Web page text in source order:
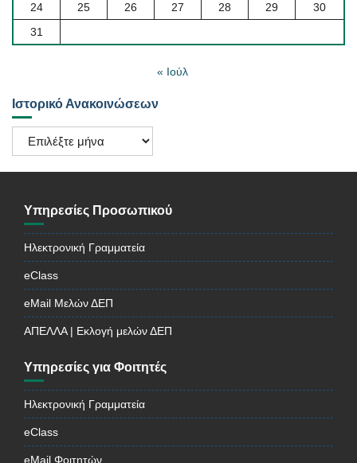
24
25 26 27 28 29
30
31
« Ιούλ
Ιστορικό Ανακοινώσεων
Ιστορικό
Ανακοινώσεων
Υπηρεσίες Προσωπικού
Ηλεκτρονική Γραμματεία
eClass
eMail Μελών ΔΕΠ
ΑΠΕΛΛΑ | Εκλογή μελών ΔΕΠ
Υπηρεσίες για Φοιτητές
Ηλεκτρονική Γραμματεία
eClass
eMail Φοιτητών